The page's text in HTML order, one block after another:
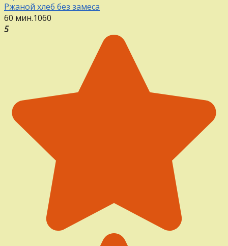
Ржаной хлеб без замеса
60 мин.1060
5